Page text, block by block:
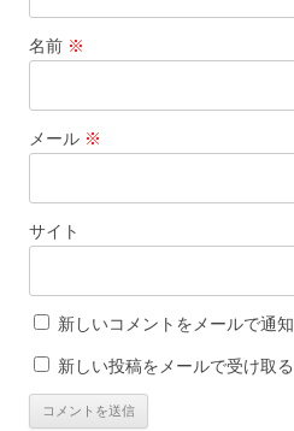
名前 ※
メール ※
サイト
新しいコメントをメールで通知
新しい投稿をメールで受け取る